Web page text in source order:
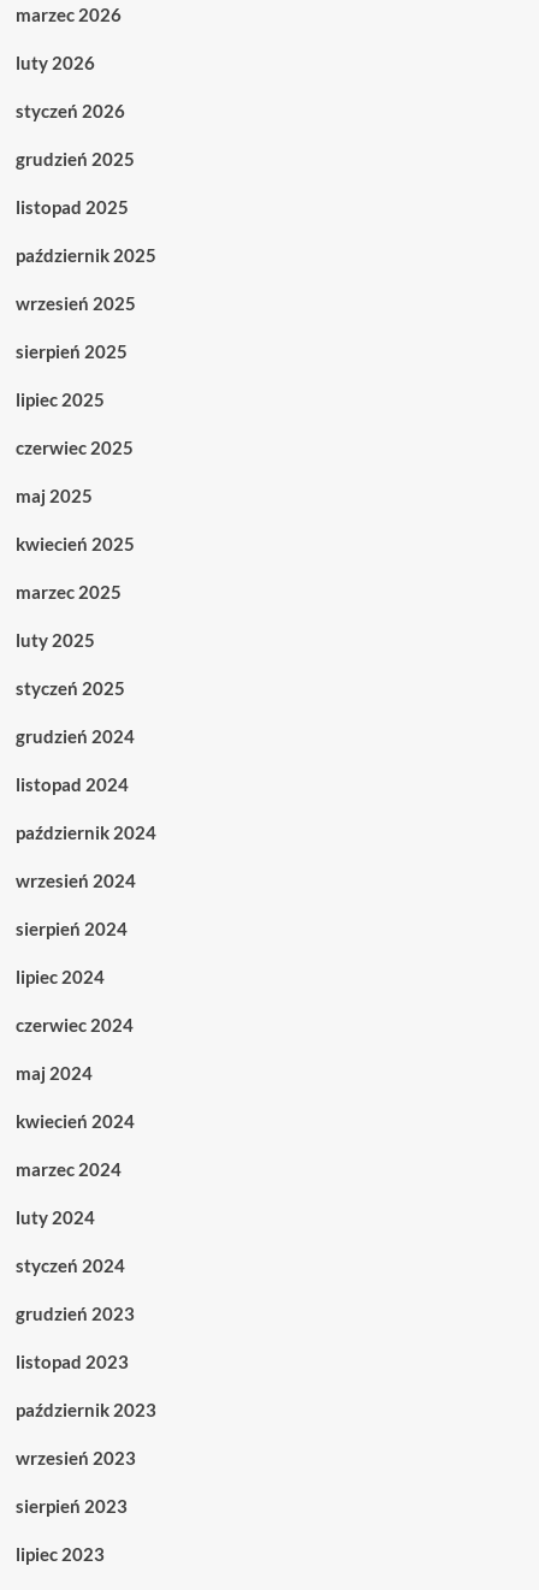
marzec 2026
luty 2026
styczeń 2026
grudzień 2025
listopad 2025
październik 2025
wrzesień 2025
sierpień 2025
lipiec 2025
czerwiec 2025
maj 2025
kwiecień 2025
marzec 2025
luty 2025
styczeń 2025
grudzień 2024
listopad 2024
październik 2024
wrzesień 2024
sierpień 2024
lipiec 2024
czerwiec 2024
maj 2024
kwiecień 2024
marzec 2024
luty 2024
styczeń 2024
grudzień 2023
listopad 2023
październik 2023
wrzesień 2023
sierpień 2023
lipiec 2023